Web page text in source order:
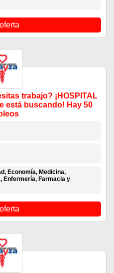
trabajo? ¡HOSPITAL
está buscando! Hay 50
Economía, Medicina,
Enfermería, Farmacia y